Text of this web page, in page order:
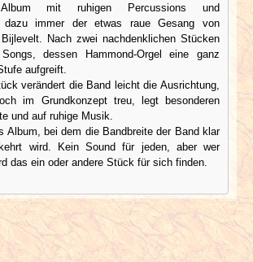
mit ruhigen Percussions und
dazu immer der etwas raue Gesang von
Nach zwei nachdenklichen Stücken
dessen Hammond-Orgel eine ganz
aufgreift.
verändert die Band leicht die Ausrichtung,
im Grundkonzept treu, legt besonderen
und auf ruhige Musik.
Album, bei dem die Bandbreite der Band klar
wird. Kein Sound für jeden, aber wer
das ein oder andere Stück für sich finden.